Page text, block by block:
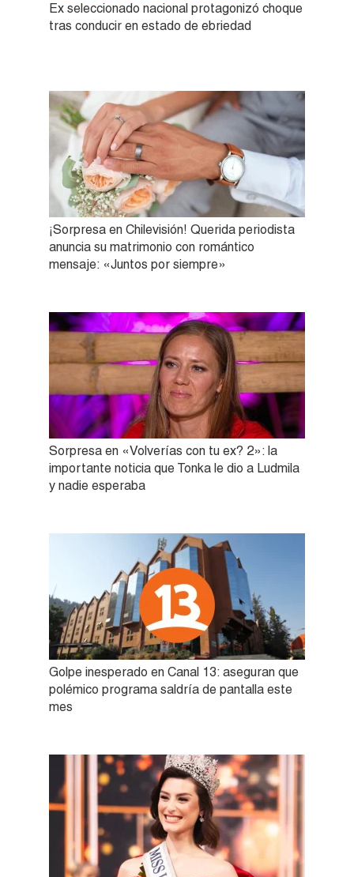
Ex seleccionado nacional protagonizó choque
tras conducir en estado de ebriedad
¡Sorpresa en Chilevisión! Querida periodista
anuncia su matrimonio con romántico
mensaje: «Juntos por siempre»
Sorpresa en «Volverías con tu ex? 2»: la
importante noticia que Tonka le dio a Ludmila
y nadie esperaba
Golpe inesperado en Canal 13: aseguran que
polémico programa saldría de pantalla este
mes